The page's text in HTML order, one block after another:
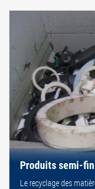
Produits semi-
Le recyclage des